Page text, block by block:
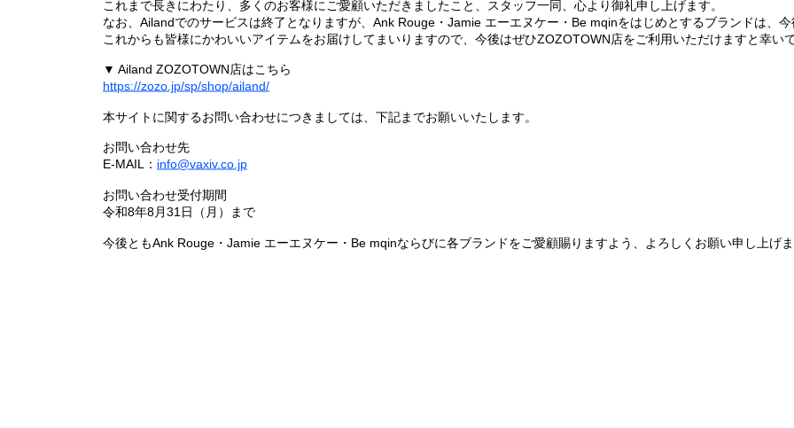
これまで長きにわたり、多くのお客様にご愛顧いただきましたこと、スタッフ一同、心より御礼申し上げます。
なお、Ailandでのサービスは終了となりますが、Ank Rouge・Jamie エーエヌケー・Be mqinをはじめとするブランドは、
これからも皆様にかわいいアイテムをお届けしてまいりますので、今後はぜひZOZOTOWN店をご利用いただけますと幸いで
▼ Ailand ZOZOTOWN店はこちら
https://zozo.jp/sp/shop/ailand/
本サイトに関するお問い合わせにつきましては、下記までお願いいたします。
お問い合わせ先
E-MAIL： info@vaxiv.co.jp
お問い合わせ受付期間
令和8年8月31日（月）まで
今後ともAnk Rouge・Jamie エーエヌケー・Be mqinならびに各ブランドをご愛顧賜りますよう、よろしくお願い申し上げま